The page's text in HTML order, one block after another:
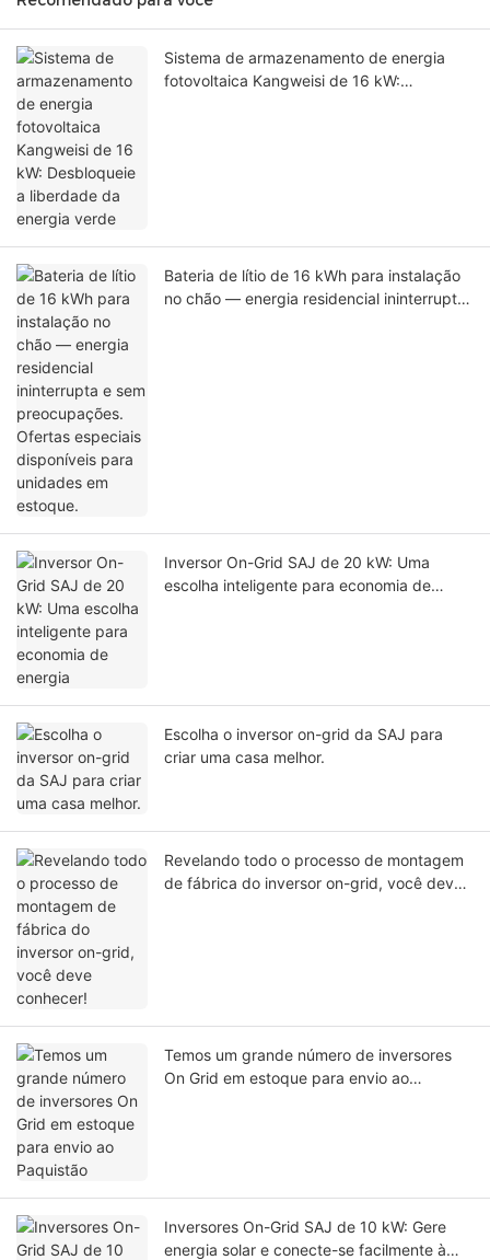
Sistema de armazenamento de energia
fotovoltaica Kangweisi de 16 kW:
Bateria de lítio de 16 kWh para instalação
no chão — energia residencial ininterrupta
Inversor On-Grid SAJ de 20 kW: Uma
escolha inteligente para economia de
Escolha o inversor on-grid da SAJ para
criar uma casa melhor.
Revelando todo o processo de montagem
de fábrica do inversor on-grid, você deve
Temos um grande número de inversores
On Grid em estoque para envio ao
Inversores On-Grid SAJ de 10 kW: Gere
energia solar e conecte-se facilmente à